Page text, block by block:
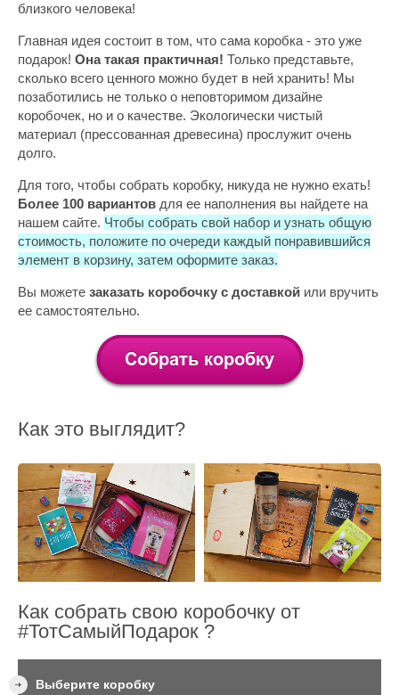
близкого человека!
Главная идея состоит в том, что сама коробка - это уже
подарок! Она такая практичная! Только представьте,
сколько всего ценного можно будет в ней хранить! Мы
позаботились не только о неповторимом дизайне
коробочек, но и о качестве. Экологически чистый
материал (прессованная древесина) прослужит очень
долго.
Для того, чтобы собрать коробку, никуда не нужно ехать!
Более 100 вариантов для ее наполнения вы найдете на
нашем сайте. Чтобы собрать свой набор и узнать общую
стоимость, положите по очереди каждый понравившийся
элемент в корзину, затем оформите заказ.
Вы можете заказать коробочку с доставкой или вручить
ее самостоятельно.
Как это выглядит?
Как собрать свою коробочку от
#ТотСамыйПодарок ?
Выберите коробку